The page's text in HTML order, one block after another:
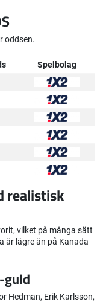
oddsen.
Spelbolag
realistisk
vilket på många sätt
är lägre än på Kanada
guld
Hedman, Erik Karlsson,